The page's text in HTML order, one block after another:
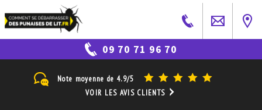
09 70 71 96 70
Note moyenne de 4.9/5
VOIR LES AVIS CLIENTS